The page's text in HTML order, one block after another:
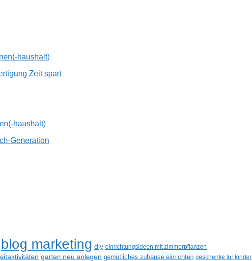
haushalt)
Zeit spart
haushalt)
Generation
blog marketing diy einrichtungsideen mit zimmerpflanzen
garten neu anlegen gemütliches zuhause einrichten geschenke für kinder